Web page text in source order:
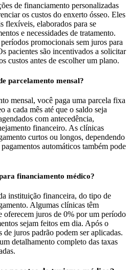
de financiamento personalizadas
os custos do enxerto ósseo. Eles
flexíveis, elaborados para se
e necessidades de tratamento.
promocionais sem juros para
pacientes são incentivados a solicitar
custos antes de escolher um plano.
parcelamento mensal?
mensal, você paga uma parcela fixa
a cada mês até que o saldo seja
com antecedência,
financeiro. As clínicas
curtos ou longos, dependendo
automáticos também pode
financiamento médico?
instituição financeira, do tipo de
Algumas clínicas têm
oferecem juros de 0% por um período
sejam feitos em dia. Após o
juros padrão podem ser aplicadas.
detalhamento completo das taxas